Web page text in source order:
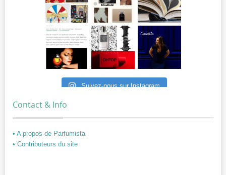
Suivez-nous sur Instagram
Contact & Info
• A propos de Parfumista
• Contributeurs du site